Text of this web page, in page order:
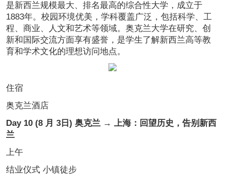
是新西兰规模最大、排名最高的综合性大学，成立于
1883年。校园环境优美，学科覆盖广泛，包括科学、工
程、商业、人文和艺术等领域。奥克兰大学在研究、创
新和国际交流方面享有盛誉，是学生了解新西兰高等教
育和学术文化的理想访问地点。
住宿
奥克兰酒店
Day 10 (8 月 3日) 奥克兰 → 上海：回望历史，告别新西
兰
上午
结业仪式 小镇徒步